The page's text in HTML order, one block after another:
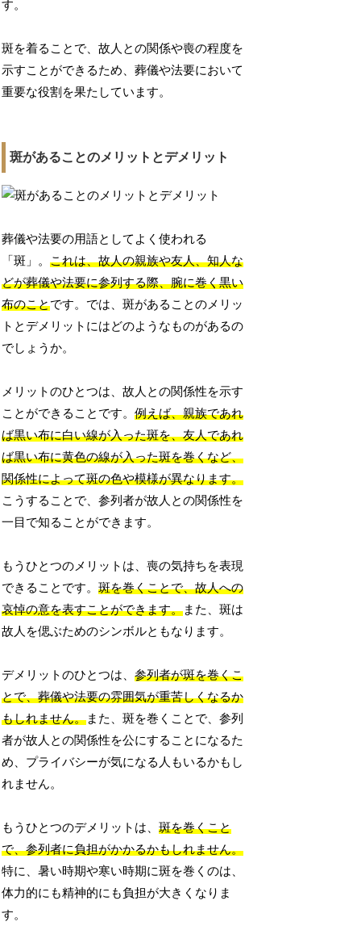
す。
斑を着ることで、故人との関係や喪の程度を
示すことができるため、葬儀や法要において
重要な役割を果たしています。
斑があることのメリットとデメリット
葬儀や法要の用語としてよく使われる
「斑」。これは、故人の親族や友人、知人な
どが葬儀や法要に参列する際、腕に巻く黒い
布のことです。では、斑があることのメリッ
トとデメリットにはどのようなものがあるの
でしょうか。
メリットのひとつは、故人との関係性を示す
ことができることです。例えば、親族であれ
ば黒い布に白い線が入った斑を、友人であれ
ば黒い布に黄色の線が入った斑を巻くなど、
関係性によって斑の色や模様が異なります。
こうすることで、参列者が故人との関係性を
一目で知ることができます。
もうひとつのメリットは、喪の気持ちを表現
できることです。斑を巻くことで、故人への
哀悼の意を表すことができます。また、斑は
故人を偲ぶためのシンボルともなります。
デメリットのひとつは、参列者が斑を巻くこ
とで、葬儀や法要の雰囲気が重苦しくなるか
もしれません。また、斑を巻くことで、参列
者が故人との関係性を公にすることになるた
め、プライバシーが気になる人もいるかもし
れません。
もうひとつのデメリットは、斑を巻くこと
で、参列者に負担がかかるかもしれません。
特に、暑い時期や寒い時期に斑を巻くのは、
体力的にも精神的にも負担が大きくなりま
す。